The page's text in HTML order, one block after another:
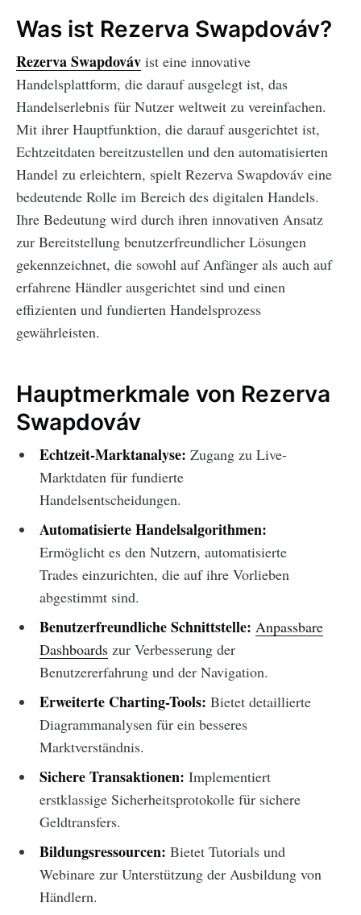
Was ist Rezerva Swapdováv?
Rezerva Swapdováv ist eine innovative
Handelsplattform, die darauf ausgelegt ist, das
Handelserlebnis für Nutzer weltweit zu vereinfachen.
Mit ihrer Hauptfunktion, die darauf ausgerichtet ist,
Echtzeitdaten bereitzustellen und den automatisierten
Handel zu erleichtern, spielt Rezerva Swapdováv eine
bedeutende Rolle im Bereich des digitalen Handels.
Ihre Bedeutung wird durch ihren innovativen Ansatz
zur Bereitstellung benutzerfreundlicher Lösungen
gekennzeichnet, die sowohl auf Anfänger als auch auf
erfahrene Händler ausgerichtet sind und einen
effizienten und fundierten Handelsprozess
gewährleisten.
Hauptmerkmale von Rezerva
Swapdováv
Echtzeit-Marktanalyse: Zugang zu Live-
Marktdaten für fundierte
Handelsentscheidungen.
Automatisierte Handelsalgorithmen:
Ermöglicht es den Nutzern, automatisierte
Trades einzurichten, die auf ihre Vorlieben
abgestimmt sind.
Benutzerfreundliche Schnittstelle: Anpassbare
Dashboardszur Verbesserung der
Benutzererfahrung und der Navigation.
Erweiterte Charting-Tools: Bietet detaillierte
Diagrammanalysen für ein besseres
Marktverständnis.
Sichere Transaktionen: Implementiert
erstklassige Sicherheitsprotokolle für sichere
Geldtransfers.
Bildungsressourcen: Bietet Tutorials und
Webinare zur Unterstützung der Ausbildung von
Händlern.